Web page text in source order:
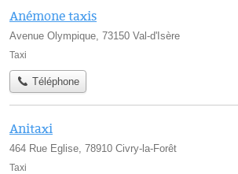
Anémone taxis
Avenue Olympique, 73150 Val-d'Isère
Taxi
Téléphone
Anitaxi
464 Rue Eglise, 78910 Civry-la-Forêt
Taxi